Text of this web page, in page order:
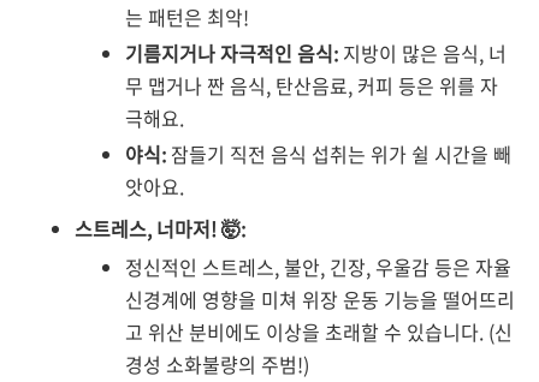
는 패턴은 최악!
기름지거나 자극적인 음식: 지방이 많은 음식, 너
무 맵거나 짠 음식, 탄산음료, 커피 등은 위를 자
극해요.
야식: 잠들기 직전 음식 섭취는 위가 쉴 시간을 빼
앗아요.
스트레스, 너마저! 🤯:
정신적인 스트레스, 불안, 긴장, 우울감 등은 자율
신경계에 영향을 미쳐 위장 운동 기능을 떨어뜨리
고 위산 분비에도 이상을 초래할 수 있습니다. (신
경성 소화불량의 주범!)